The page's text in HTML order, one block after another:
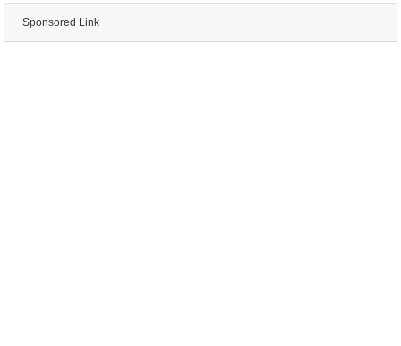
Sponsored Link